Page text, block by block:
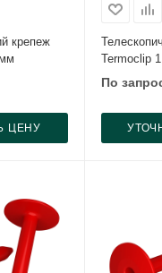
крепеж
ЦЕНУ
Termoclip
По